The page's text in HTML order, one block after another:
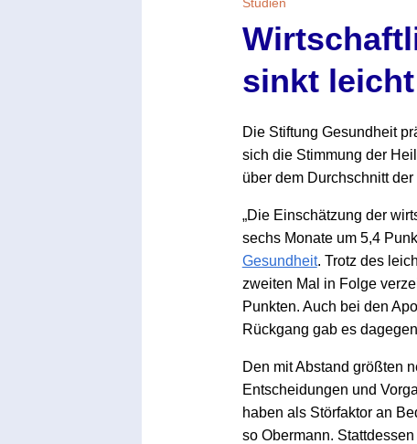
sinkt leicht
Die Stiftung Gesundheit
sich die Stimmung der
über dem Durchschnitt
„Die Einschätzung der
sechs Monate um 5,4
Gesundheit. Trotz des
zweiten Mal in Folge
Punkten. Auch bei den
Rückgang gab es
Den mit Abstand größten
Entscheidungen und
haben als Störfaktor an
so Obermann.